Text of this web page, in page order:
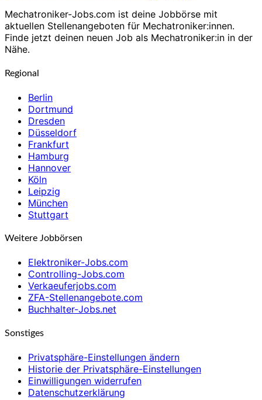
Mechatroniker-Jobs.com ist deine Jobbörse mit
aktuellen Stellenangeboten für Mechatroniker:innen.
Finde jetzt deinen neuen Job als Mechatroniker:in in der
Nähe.
Regional
Berlin
Dortmund
Dresden
Düsseldorf
Frankfurt
Hamburg
Hannover
Köln
Leipzig
München
Stuttgart
Weitere Jobbörsen
Elektroniker-Jobs.com
Controlling-Jobs.com
Verkaeuferjobs.com
ZFA-Stellenangebote.com
Buchhalter-Jobs.net
Sonstiges
Privatsphäre-Einstellungen ändern
Historie der Privatsphäre-Einstellungen
Einwilligungen widerrufen
Datenschutzerklärung